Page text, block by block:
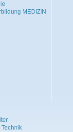
MEDIZIN